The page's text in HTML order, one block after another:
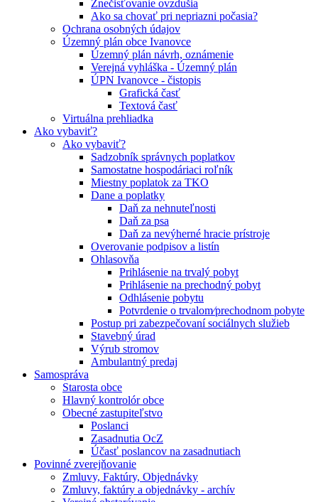
Znečisťovanie ovzdušia
Ako sa chovať pri nepriazni počasia?
Ochrana osobných údajov
Územný plán obce Ivanovce
Územný plán návrh, oznámenie
Verejná vyhláška - Územný plán
ÚPN Ivanovce - čistopis
Grafická časť
Textová časť
Virtuálna prehliadka
Ako vybaviť?
Ako vybaviť?
Sadzobník správnych poplatkov
Samostatne hospodáriaci roľník
Miestny poplatok za TKO
Dane a poplatky
Daň za nehnuteľnosti
Daň za psa
Daň za nevýherné hracie prístroje
Overovanie podpisov a listín
Ohlasovňa
Prihlásenie na trvalý pobyt
Prihlásenie na prechodný pobyt
Odhlásenie pobytu
Potvrdenie o trvalom⁄prechodnom pobyte
Postup pri zabezpečovaní sociálnych služieb
Stavebný úrad
Výrub stromov
Ambulantný predaj
Samospráva
Starosta obce
Hlavný kontrolór obce
Obecné zastupiteľstvo
Poslanci
Zasadnutia OcZ
Účasť poslancov na zasadnutiach
Povinné zverejňovanie
Zmluvy, Faktúry, Objednávky
Zmluvy, faktúry a objednávky - archív